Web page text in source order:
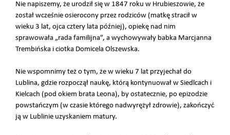
Nie napiszemy, że urodził się w 1847 roku w Hrubieszowie, że
został wcześnie osierocony przez rodziców (matkę stracił w
wieku 3 lat, ojca cztery lata później), opiekę nad nim
sprawowała „rada familijna”, a wychowywały babka Marcjanna
Trembińska i ciotka Domicela Olszewska.
Nie wspomnimy też o tym, że w wieku 7 lat przyjechał do
Lublina, gdzie rozpoczął naukę, którą kontynuował w Siedlcach i
Kielcach (pod okiem brata Leona), by ostatecznie, po epizodzie
powstańczym (w czasie którego nadwyrężył zdrowie), zakończyć
ją w Lublinie uzyskaniem matury.